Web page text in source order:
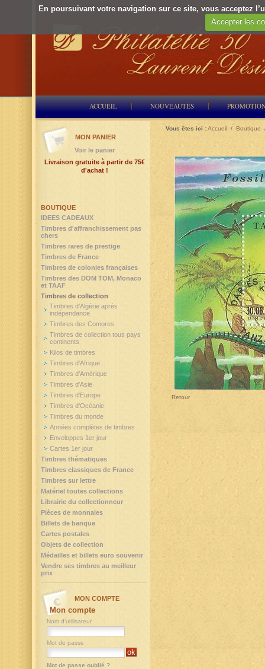
En poursuivant votre navigation sur ce site, vous acceptez
Accepter les
ACCUEIL NOUVEAUTÉS
Vous êtes ici :Accueil / Boutique
Retour
BOUTIQUE
IDEES CADEAUX
Timbres d'affranchissement pas
chers
Timbres rares de prestige
Timbres de France
Timbres de colonies françaises
Timbres des DOM TOM, Monaco
et TAAF
Timbres de collection
Timbres d'Algérie après
indépendance
Timbres des Comores
Timbres de collection tous pays
continents
Kilos de timbres
Timbres d'Afrique
Timbres d'Amérique
Timbres d'Asie
Timbres d'Europe
Timbres d'Océanie
Timbres du monde
Années complètes de timbres
Enveloppes 1er jour
Cartes 1er jour
Timbres thématiques
Timbres classiques de France
Timbres sur lettre
Matériel toutes collections
Librairie du collectionneur
Pièces de monnaies
Billets de banque
Cartes postales
Objets de collection
Médailles et billets euro souvenir
Vendre ses timbres au meilleur
prix
MON PANIER
Voir le panier
Livraison gratuite à partir de 75€
d'achat !
MON COMPTE
Mon compte
Nom d'utilisateur
Mot de passe
Mot de passe oublié ?